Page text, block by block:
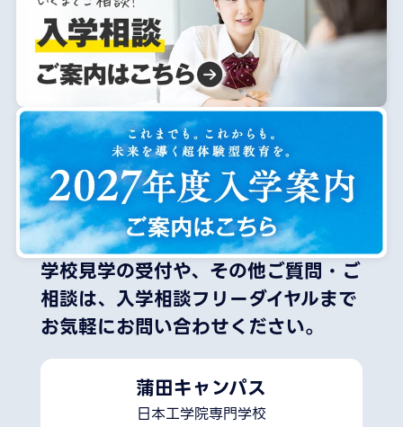
学校見学の受付や、その他ご質問・ご
相談は、 入学相談フリーダイヤルまで
お気軽にお問い合わせください。
蒲田キャンパス
日本工学院専門学校